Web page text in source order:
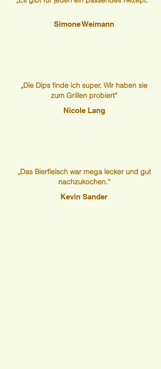
Simone Weimann
„Die Dips finde ich super. Wir haben sie
zum Grillen probiert“
Nicole Lang
„Das Bierfleisch war mega lecker und gut
nachzukochen.“
Kevin Sander